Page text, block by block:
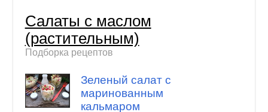
Салаты с маслом
(растительным)
Подборка рецептов
Зеленый салат с
маринованным
кальмаром